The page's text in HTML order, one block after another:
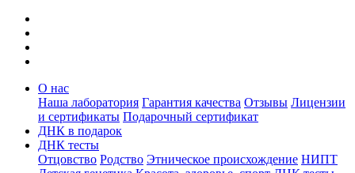
О нас
Наша лаборатория Гарантия качества Отзывы Лицензии
и сертификаты Подарочный сертификат
ДНК в подарок
ДНК тесты
Отцовство Родство Этническое происхождение НИПТ